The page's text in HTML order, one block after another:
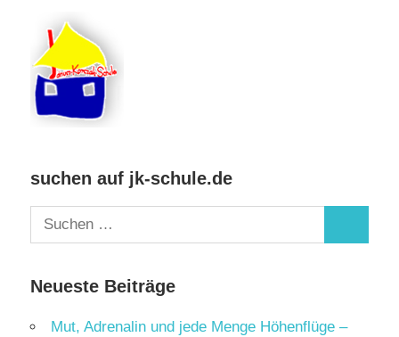
suchen auf jk-schule.de
Suchen
nach:
Neueste Beiträge
Mut, Adrenalin und jede Menge Höhenflüge –